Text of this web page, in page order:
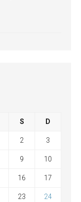
S D
2 3
9 10
16 17
23 24